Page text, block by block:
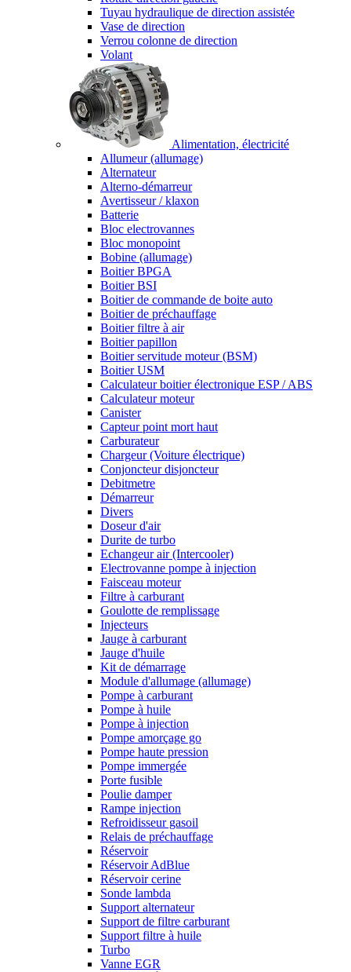
Tuyau hydraulique de direction assistée
Vase de direction
Verrou colonne de direction
Volant
Alimentation, électricité
Allumeur (allumage)
Alternateur
Alterno-démarreur
Avertisseur / klaxon
Batterie
Bloc electrovannes
Bloc monopoint
Bobine (allumage)
Boitier BPGA
Boitier BSI
Boitier de commande de boite auto
Boitier de préchauffage
Boitier filtre à air
Boitier papillon
Boitier servitude moteur (BSM)
Boitier USM
Calculateur boitier électronique ESP / ABS
Calculateur moteur
Canister
Capteur point mort haut
Carburateur
Chargeur (Voiture électrique)
Conjoncteur disjoncteur
Debitmetre
Démarreur
Divers
Doseur d'air
Durite de turbo
Echangeur air (Intercooler)
Electrovanne pompe à injection
Faisceau moteur
Filtre à carburant
Goulotte de remplissage
Injecteurs
Jauge à carburant
Jauge d'huile
Kit de démarrage
Module d'allumage (allumage)
Pompe à carburant
Pompe à huile
Pompe à injection
Pompe amorçage go
Pompe haute pression
Pompe immergée
Porte fusible
Poulie damper
Rampe injection
Refroidisseur gasoil
Relais de préchauffage
Réservoir
Réservoir AdBlue
Réservoir cerine
Sonde lambda
Support alternateur
Support de filtre carburant
Support filtre à huile
Turbo
Vanne EGR